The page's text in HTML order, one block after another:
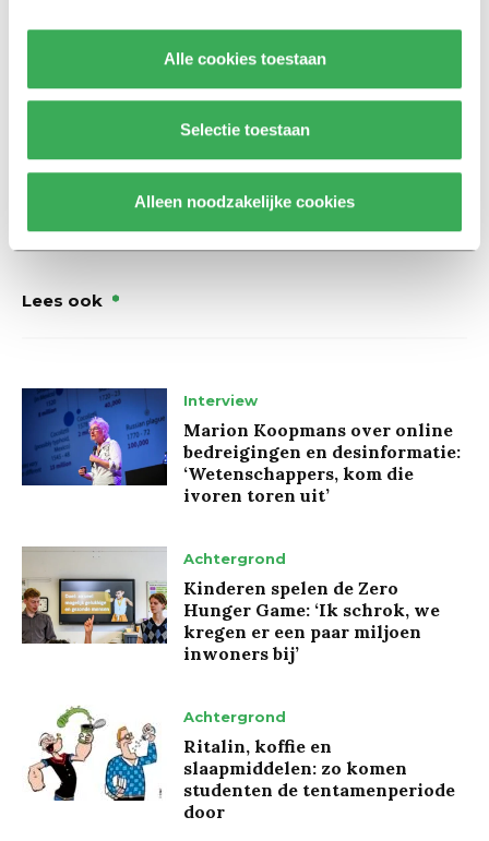
Alle cookies toestaan
Selectie toestaan
Alleen noodzakelijke cookies
dat de digitalisering door moet gaan, maar wil niet
strategische visie op de digitalisering van de
universiteit (laten) schrijven.
Lees ook
Interview
Marion Koopmans over online
bedreigingen en desinformatie:
‘Wetenschappers, kom die
ivoren toren uit’
Achtergrond
Kinderen spelen de Zero
Hunger Game: ‘Ik schrok, we
kregen er een paar miljoen
inwoners bij’
Achtergrond
Ritalin, koffie en
slaapmiddelen: zo komen
studenten de tentamenperiode
door